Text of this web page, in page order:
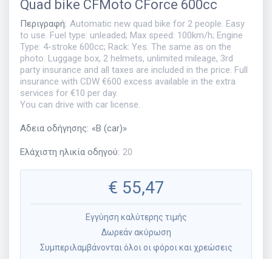
Quad bike CFMoto CForce 600cc
Περιγραφή: Automatic new quad bike for 2 people. Easy
to use. Fuel type: unleaded; Max speed: 100km/h; Engine
Type: 4-stroke 600cc; Rack: Yes. The same as on the
photo. Luggage box, 2 helmets, unlimited mileage, 3rd
party insurance and all taxes are included in the price. Full
insurance with CDW €600 excess available in the extra
services for €10 per day.
You can drive with car license.
Αδεια οδήγησης: «B (car)»
Ελάχιστη ηλικία οδηγού: 20
€ 55,47
Εγγύηση καλύτερης τιμής
Δωρεάν ακύρωση
Συμπεριλαμβάνονται όλοι οι φόροι και χρεώσεις